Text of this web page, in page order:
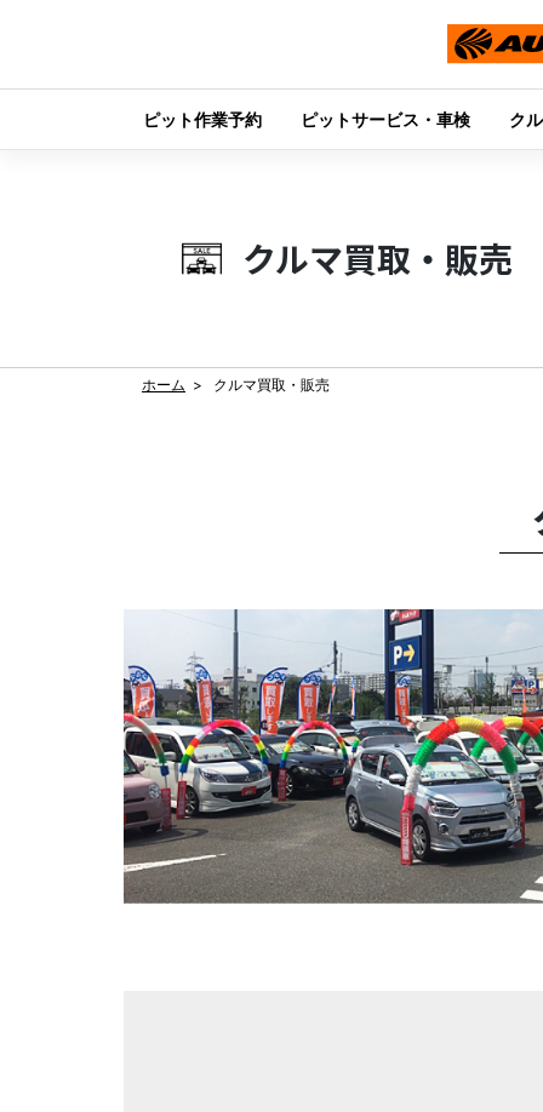
ピット作業予約 ピットサービス・車検 ク
クルマ買取・販売
ホーム クルマ買取・販売